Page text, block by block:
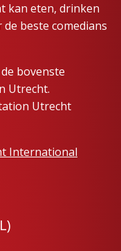
kan eten, drinken
beste comedians
bovenste
Utrecht.
Utrecht
International